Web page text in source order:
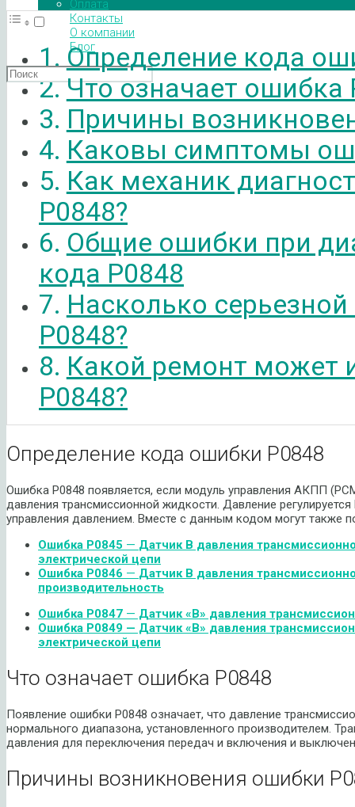
Оплата
Контакты
О компании
Блог
Определение кода
Что означает ошибка
Причины
Каковы симптомы
Как механик
P0848?
Общие ошибки при
кода P0848
Насколько
P0848?
Какой ремонт может
P0848?
Определение кода ошибки P0848
Ошибка P0848 появляется, если модуль управления АКПП
давления трансмиссионной жидкости. Давление
управления давлением. Вместе с данным кодом могут также
Ошибка P0845 — Датчик B давления
электрической цепи
Ошибка P0846 — Датчик B давления
производительность
Ошибка P0847 — Датчик «B» давления
Ошибка P0849 — Датчик «B» давления
электрической цепи
Что означает ошибка P0848
Появление ошибки P0848 означает, что давление
нормального диапазона, установленного производителем.
давления для переключения передач и включения и
Причины возникновения ошибки